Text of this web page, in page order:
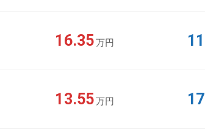
16.35万円 11
13.55万円 17